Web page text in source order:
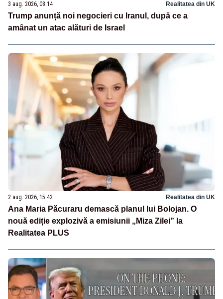
3 aug. 2026, 08:14 Realitatea din UK
Trump anunță noi negocieri cu Iranul, după ce a
amânat un atac alături de Israel
2 aug. 2026, 15:42 Realitatea din UK
Ana Maria Păcuraru demască planul lui Bolojan. O
nouă ediție explozivă a emisiunii „Miza Zilei” la
Realitatea PLUS